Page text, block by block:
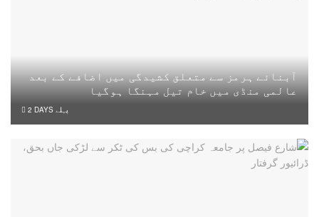
آبنائے ہرمز سے متعلق کشیدگی میں اضافے کے بعد
عالمی منڈی میں خام تیل مہنگا ہوگیا
2 DAYS پہلے